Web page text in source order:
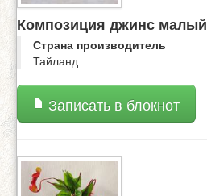
Композиция джинс малый
Страна производитель
Тайланд
Записать в блокнот